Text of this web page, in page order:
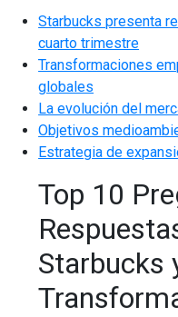
Starbucks presenta
cuarto trimestre
Transformaciones
globales
La evolución del
Objetivos
Estrategia de
Top 10
Starbucks